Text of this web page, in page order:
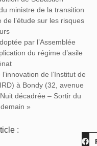
ministre de la transition
l’étude sur les risques
par l’Assemblée
du régime d’asile
de l’Institut de
à Bondy (32, avenue
décadrée – Sortir du
»
: